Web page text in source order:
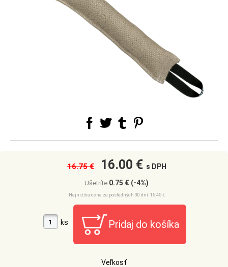
16.75 € 16.00 € s DPH
Ušetríte 0.75 € (-4%)
Najnižšia cena za posledných 30 dní: 15.45 €
ks
Veľkosť